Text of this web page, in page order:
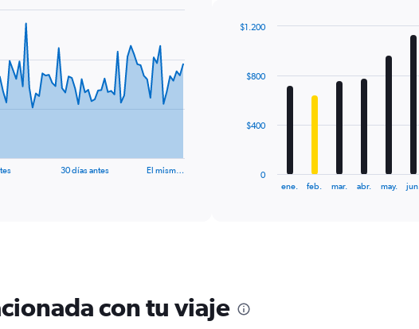
30 días antes El mism…
The
chart
ene. feb. mar. abr. may.
0
$400
$800
$1.200
con tu viaje